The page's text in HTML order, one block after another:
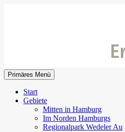
EntdeckerRouten
Suchen
Primäres Menü
Start
Gebiete
Mitten in Hamburg
Im Norden Hamburgs
Regionalpark Wedeler Au